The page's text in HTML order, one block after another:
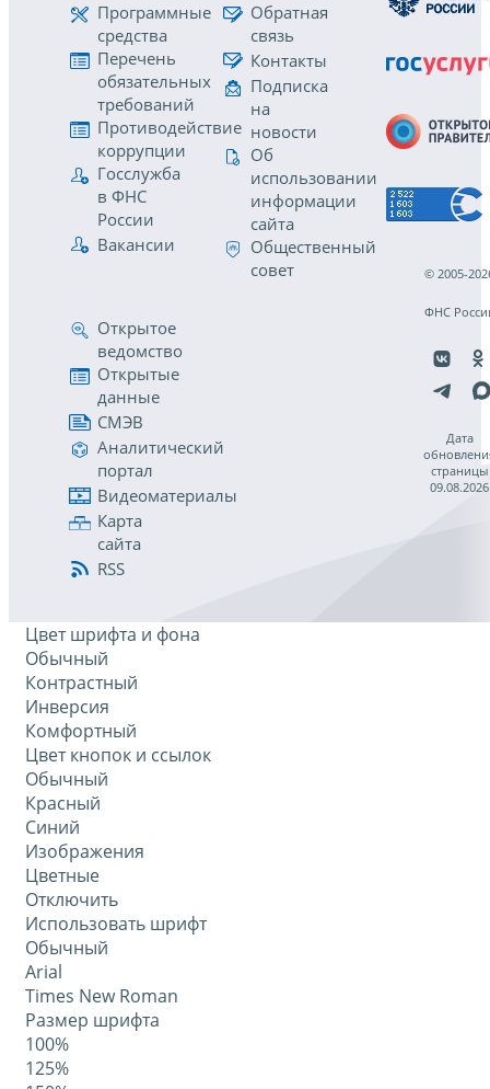
Программные
средства
Перечень
обязательных
требований
Противодействие
коррупции
Госслужба
в ФНС
России
Вакансии
Обратная
связь
Контакты
Подписка
на
новости
Об
использовании
информации
сайта
Общественный
совет
Открытое
ведомство
Открытые
данные
СМЭВ
Аналитический
портал
Видеоматериалы
Карта
сайта
RSS
© 2005-
ФНС
Дата
страницы
09.08.2026
Цвет шрифта и фона
Обычный
Контрастный
Инверсия
Комфортный
Цвет кнопок и ссылок
Обычный
Красный
Синий
Изображения
Цветные
Отключить
Использовать шрифт
Обычный
Arial
Times New Roman
Размер шрифта
100%
125%